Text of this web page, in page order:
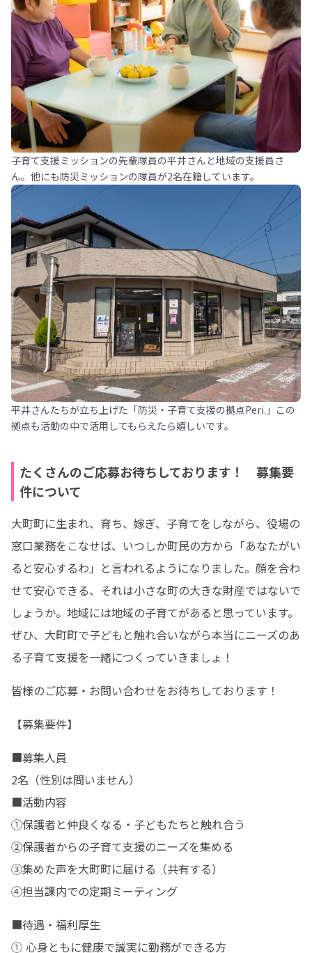
子育て支援ミッションの先輩隊員の平井さんと地域の支援員さ
ん。他にも防災ミッションの隊員が2名在籍しています。
平井さんたちが立ち上げた「防災・子育て支援の拠点Peri.」この
拠点も活動の中で活用してもらえたら嬉しいです。
たくさんのご応募お待ちしております！ 募集要
件について
大町町に生まれ、育ち、嫁ぎ、子育てをしながら、役場の
窓口業務をこなせば、いつしか町民の方から「あなたがい
ると安心するわ」と言われるようになりました。顔を合わ
せて安心できる、それは小さな町の大きな財産ではないで
しょうか。地域には地域の子育てがあると思っています。
ぜひ、大町町で子どもと触れ合いながら本当にニーズのあ
る子育て支援を一緒につくっていきましょ！
皆様のご応募・お問い合わせをお待ちしております！
【募集要件】
■募集人員
2名（性別は問いません）
■活動内容
①保護者と仲良くなる・子どもたちと触れ合う
②保護者からの子育て支援のニーズを集める
③集めた声を大町町に届ける（共有する）
④担当課内での定期ミーティング
■待遇・福利厚生
① 心身ともに健康で誠実に勤務ができる方